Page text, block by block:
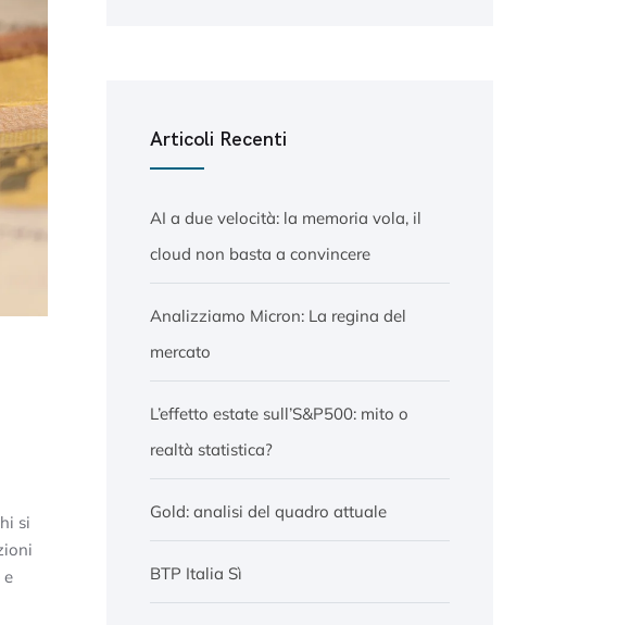
si
e
Articoli Recenti
AI a due velocità: la memoria vola, il
cloud non basta a convincere
Analizziamo Micron: La regina del
mercato
L’effetto estate sull’S&P500: mito o
realtà statistica?
Gold: analisi del quadro attuale
BTP Italia Sì